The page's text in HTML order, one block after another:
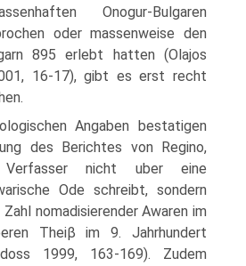
Onogur-Bulgaren
oder massenweise den
895 erlebt hatten (Olajos
16-17), gibt es erst recht
Angaben bestatigen
des Berichtes von Regino,
nicht uber eine
Ode schreibt, sondern
nomadisierender Awaren im
Theiβ im 9. Jahrhundert
1999, 163-169). Zudem